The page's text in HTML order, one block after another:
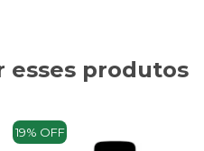
esses produtos
19% OFF